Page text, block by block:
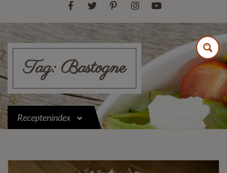
Tag: Bastogne
Receptenindex